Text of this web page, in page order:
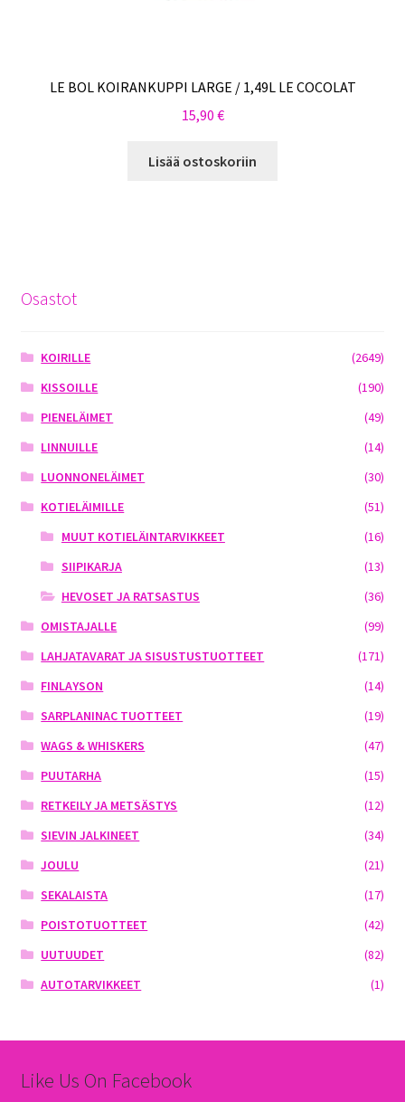
LE BOL KOIRANKUPPI LARGE / 1,49L LE COCOLAT
15,90 €
Lisää ostoskoriin
Osastot
KOIRILLE
(2649)
KISSOILLE
(190)
PIENELÄIMET
(49)
LINNUILLE
(14)
LUONNONELÄIMET
(30)
KOTIELÄIMILLE
(51)
MUUT KOTIELÄINTARVIKKEET
(16)
SIIPIKARJA
(13)
HEVOSET JA RATSASTUS
(36)
OMISTAJALLE
(99)
LAHJATAVARAT JA SISUSTUSTUOTTEET
(171)
FINLAYSON
(14)
SARPLANINAC TUOTTEET
(19)
WAGS & WHISKERS
(47)
PUUTARHA
(15)
RETKEILY JA METSÄSTYS
(12)
SIEVIN JALKINEET
(34)
JOULU
(21)
SEKALAISTA
(17)
POISTOTUOTTEET
(42)
UUTUUDET
(82)
AUTOTARVIKKEET
(1)
Like Us On Facebook